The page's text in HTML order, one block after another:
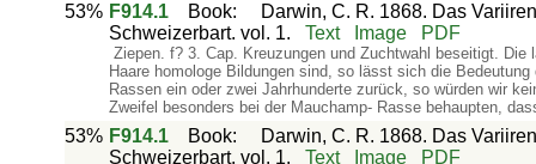
53% F914.1 Book:
Darwin, C. R. 1868. Das
Schweizerbart. vol. 1.
Text Image PDF
Ziepen. f? 3. Cap. Kreuzungen und Zuchtwahl beseitigt.
Haare homologe Bildungen sind, so lässt sich die
Rassen ein oder zwei Jahrhunderte zurück, so würden wir
Zweifel besonders bei der Mauchamp- Rasse behaupten,
53% F914.1 Book:
Darwin, C. R. 1868. Das
Schweizerbart. vol. 1.
Text Image PDF